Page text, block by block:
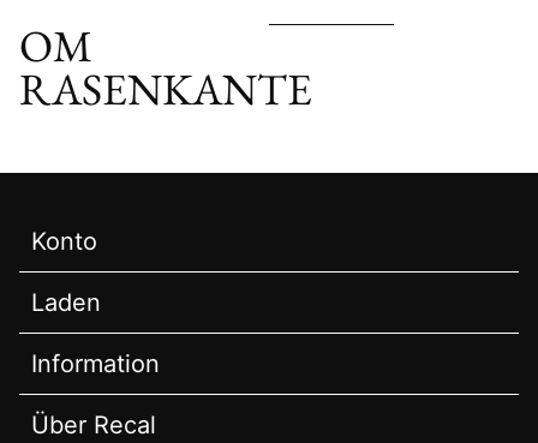
OM
RASENKANTE
Konto
Laden
Information
Über Recal